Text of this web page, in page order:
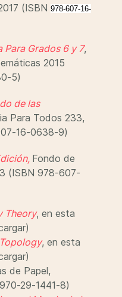
(ISBN 978-607-16-
Grados 6 y 7,
2015
5)
de las
Para Todos 233,
16-0638-9)
Fondo de
(ISBN 978-607-
Theory, en esta
, en esta
de Papel,
29-1441-8)